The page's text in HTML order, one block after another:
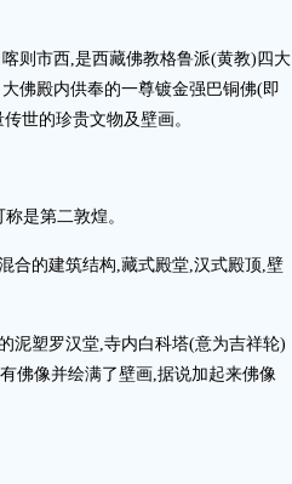
则市西,是西藏佛教格鲁派(黄教)四大
佛殿内供奉的一尊镀金强巴铜佛(即
世的珍贵文物及壁画。
是第二敦煌。
合的建筑结构,藏式殿堂,汉式殿顶,壁
泥塑罗汉堂,寺内白科塔(意为吉祥轮)
佛像并绘满了壁画,据说加起来佛像